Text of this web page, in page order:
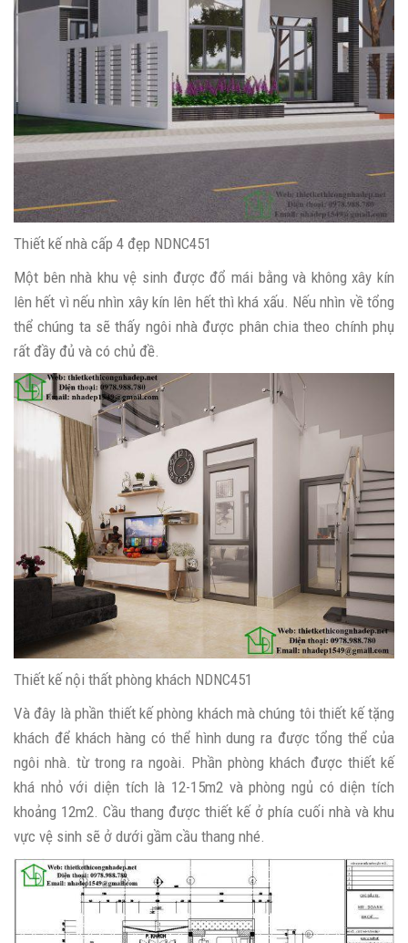
Thiết kế nhà cấp 4 đẹp NDNC451
Một bên nhà khu vệ sinh được đổ mái bằng và không xây kín
lên hết vì nếu nhìn xây kín lên hết thì khá xấu. Nếu nhìn về tổng
thể chúng ta sẽ thấy ngôi nhà được phân chia theo chính phụ
rất đầy đủ và có chủ đề.
Thiết kế nội thất phòng khách NDNC451
Và đây là phần thiết kế phòng khách mà chúng tôi thiết kế tặng
khách để khách hàng có thể hình dung ra được tổng thể của
ngôi nhà. từ trong ra ngoài. Phần phòng khách được thiết kế
khá nhỏ với diện tích là 12-15m2 và phòng ngủ có diện tích
khoảng 12m2. Cầu thang được thiết kế ở phía cuối nhà và khu
vực vệ sinh sẽ ở dưới gầm cầu thang nhé.